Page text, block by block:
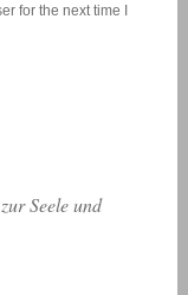
for the next time I
Seele und